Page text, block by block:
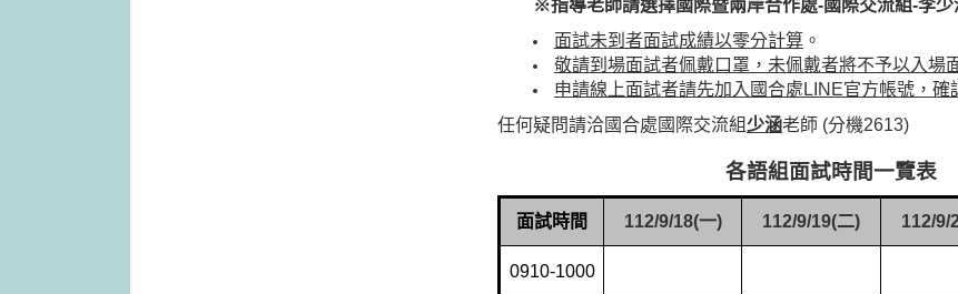
※指導老師請選擇國際暨兩岸合作處-國際交流組-李少
面試未到者面試成績以零分計算 。
敬請到場面試者佩戴口罩，未佩戴者將不予以入場
申請線上面試者請先加入國合處 LINE官方帳號，確
任何疑問請洽國合處國際交流組少涵老師 (分機2613)
各語組面試時間一覽表
面試時間 112/9/18(一) 112/9/19(二) 112/9/
0910-1000